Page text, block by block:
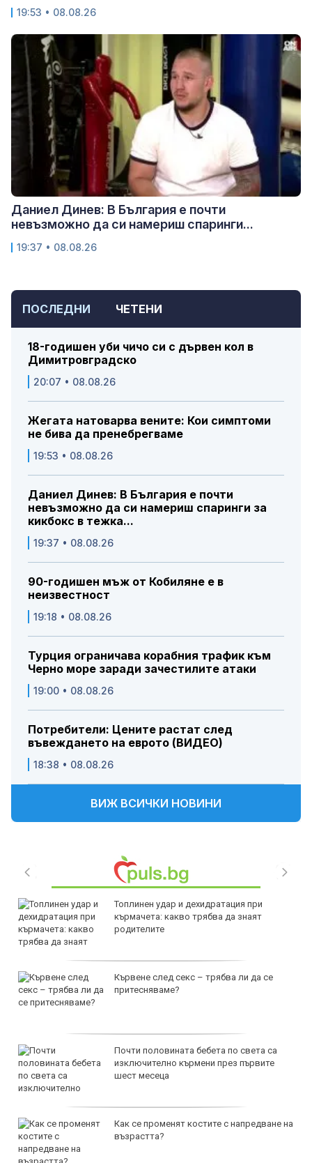
ПОСЛЕДНИ ЧЕТЕНИ
18-годишен уби чичо си с дървен кол в
Димитровградско
20:07 • 08.08.26
Жегата натоварва вените: Кои симптоми
не бива да пренебрегваме
19:53 • 08.08.26
Даниел Динев: В България е почти
невъзможно да си намериш спаринги за
кикбокс в тежка...
19:37 • 08.08.26
90-годишен мъж от Кобиляне е в
неизвестност
19:18 • 08.08.26
Турция ограничава корабния трафик към
Черно море заради зачестилите атаки
19:00 • 08.08.26
Потребители: Цените растат след
въвеждането на еврото (ВИДЕО)
18:38 • 08.08.26
ВИЖ ВСИЧКИ НОВИНИ
Топлинен удар и дехидратация при
кърмачета: какво трябва да знаят
родителите
Кървене след секс – трябва ли да се
притесняваме?
Почти половината бебета по света са
изключително кърмени през първите
шест месеца
Как се променят костите с напредване на
възрастта?
19:53 • 08.08.26
Даниел Динев: В България е почти
невъзможно да си намериш спаринги...
19:37 • 08.08.26